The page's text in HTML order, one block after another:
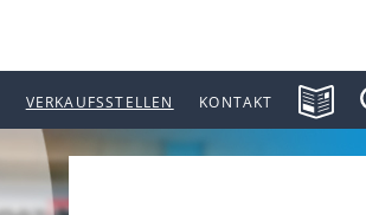
VERKAUFSSTELLEN KONTAKT